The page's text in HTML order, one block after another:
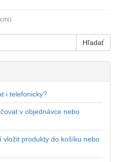
i telefonicky?
v objednávce nebo
vložit produkty do košíku nebo